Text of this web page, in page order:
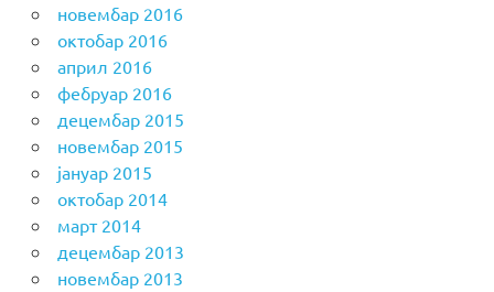
новембар 2016
октобар 2016
април 2016
фебруар 2016
децембар 2015
новембар 2015
јануар 2015
октобар 2014
март 2014
децембар 2013
новембар 2013